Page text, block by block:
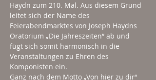
Haydn zum 210. Mal. Aus diesem Grund
leitet sich der Name des
Feierabendmarktes von Joseph Haydns
Oratorium „Die Jahreszeiten“ ab und
fügt sich somit harmonisch in die
Veranstaltungen zu Ehren des
Komponisten ein.
Ganz nach dem Motto „Von hier zu dir“